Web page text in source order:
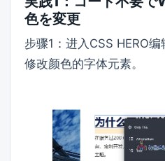
色を変更
步骤1：进入CSS HERO
修改颜色的字体元素。